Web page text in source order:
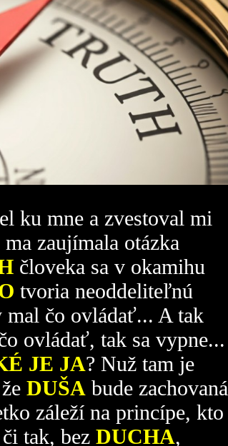
ku mne a zvestoval mi
zaujímala otázka
človeka sa v okamihu
tvoria neoddeliteľnú
mal čo ovládať... A tak
ovládať, tak sa vypne...
JE JA? Nuž tam je
DUŠA bude zachovaná
záleží na princípe, kto
tak, bez DUCHA,